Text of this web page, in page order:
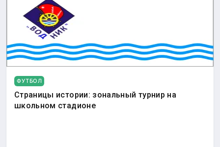
ФУТБОЛ
Страницы истории: зональный турнир на
школьном стадионе